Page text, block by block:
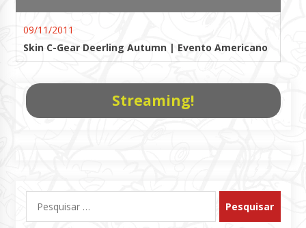
09/11/2011
Skin C-Gear Deerling Autumn | Evento Americano
Streaming!
por: